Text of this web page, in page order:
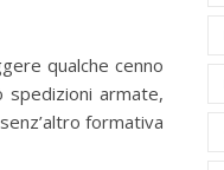
qualche cenno
spedizioni armate,
formativa